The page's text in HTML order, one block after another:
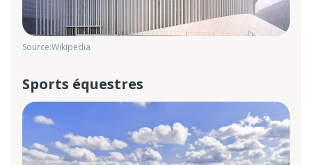
Source:Wikipedia
Sports équestres